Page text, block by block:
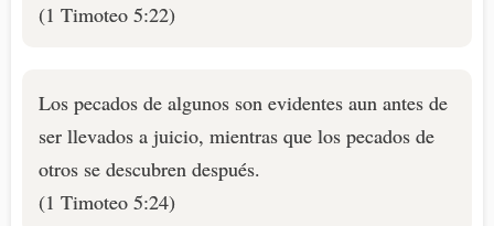
(1 Timoteo 5:22)
Los pecados de algunos son evidentes aun antes de
ser llevados a juicio, mientras que los pecados de
otros se descubren después.
(1 Timoteo 5:24)